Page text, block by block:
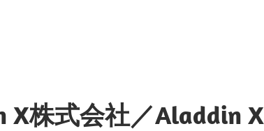
X株式会社／Aladdin X